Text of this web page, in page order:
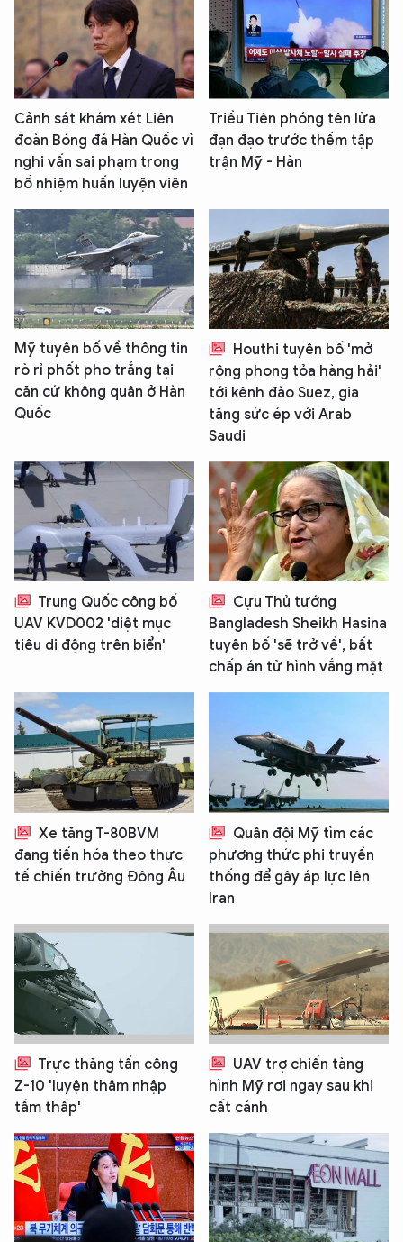
Cảnh sát khám xét Liên
đoàn Bóng đá Hàn Quốc vì
nghi vấn sai phạm trong
bổ nhiệm huấn luyện viên
Triều Tiên phóng tên lửa
đạn đạo trước thềm tập
trận Mỹ - Hàn
Mỹ tuyên bố về thông tin
rò rỉ phốt pho trắng tại
căn cứ không quân ở Hàn
Quốc
Houthi tuyên bố 'mở
rộng phong tỏa hàng hải'
tới kênh đào Suez, gia
tăng sức ép với Arab
Saudi
Trung Quốc công bố
UAV KVD002 'diệt mục
tiêu di động trên biển'
Cựu Thủ tướng
Bangladesh Sheikh Hasina
tuyên bố 'sẽ trở về', bất
chấp án tử hình vắng mặt
Xe tăng T-80BVM
đang tiến hóa theo thực
tế chiến trường Đông Âu
Quân đội Mỹ tìm các
phương thức phi truyền
thống để gây áp lực lên
Iran
Trực thăng tấn công
Z-10 'luyện thâm nhập
tầm thấp'
UAV trợ chiến tàng
hình Mỹ rơi ngay sau khi
cất cánh